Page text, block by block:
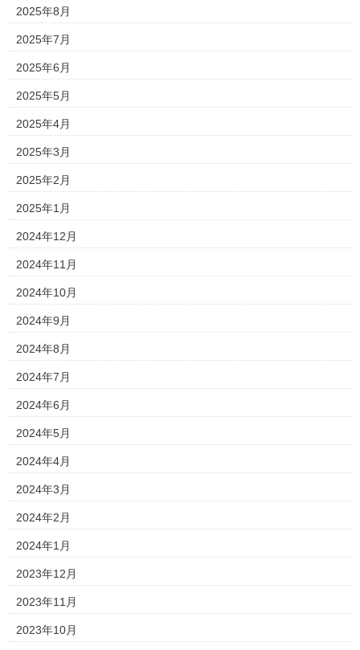
2025年8月
2025年7月
2025年6月
2025年5月
2025年4月
2025年3月
2025年2月
2025年1月
2024年12月
2024年11月
2024年10月
2024年9月
2024年8月
2024年7月
2024年6月
2024年5月
2024年4月
2024年3月
2024年2月
2024年1月
2023年12月
2023年11月
2023年10月